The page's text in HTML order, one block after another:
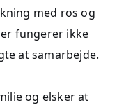
med ros og
fungerer ikke
at samarbejde.
og elsker at